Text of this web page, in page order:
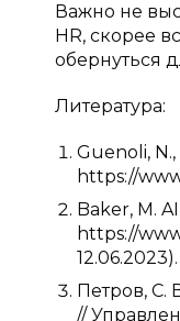
Важно не
HR, скорее
обернуться
Литература:
Guenoli,
https://
Baker, M.
https://
12.06.2023).
Петров, С.
//